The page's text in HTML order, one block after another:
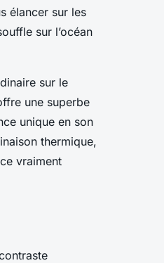
élancer sur les
sur l’océan
sur le
une superbe
unique en son
thermique,
vraiment